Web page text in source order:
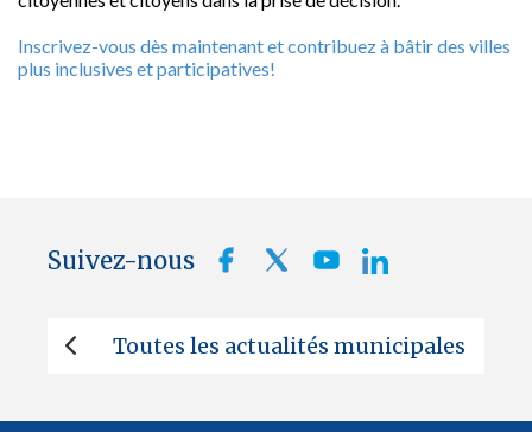
Inscrivez-vous dès maintenant et contribuez à bâtir des villes
plus inclusives et participatives!
Suivez-nous
Toutes les actualités municipales